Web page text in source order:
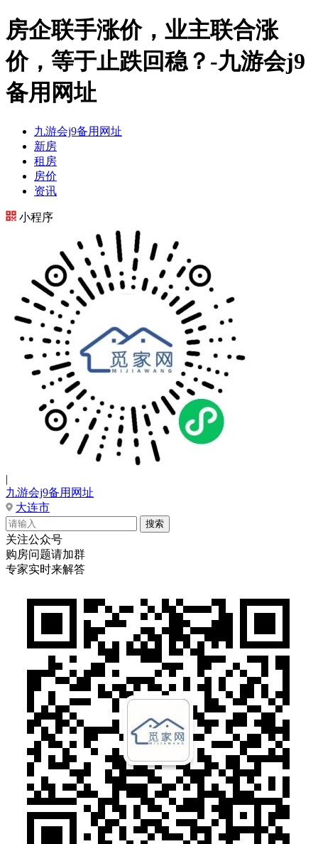
房企联手涨价，业主联合涨
价，等于止跌回稳？-九游会j9
备用网址
九游会j9备用网址
新房
租房
房价
资讯
小程序
|
九游会j9备用网址
大连市
关注公众号
购房问题请加群
专家实时来解答